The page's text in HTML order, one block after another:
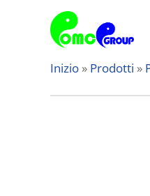
contenuto
Inizio » Prodotti »